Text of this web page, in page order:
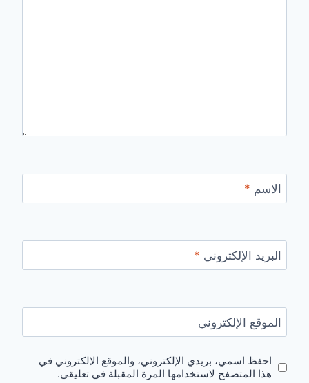
الاسم *
البريد الإلكتروني *
الموقع الإلكتروني
احفظ اسمي، بريدي الإلكتروني، والموقع الإلكتروني في
هذا المتصفح لاستخدامها المرة المقبلة في تعليقي.